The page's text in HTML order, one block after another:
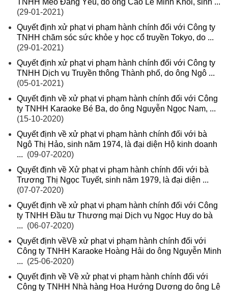
TNHH Mèo Đang Yêu, do ông Cao Lê Minh Khôi, sinh ...
(29-01-2021)
Quyết định xử phạt vi phạm hành chính đối với Công ty
TNHH chăm sóc sức khỏe y học cổ truyền Tokyo, do ...
(29-01-2021)
Quyết định xử phạt vi phạm hành chính đối với Công ty
TNHH Dịch vụ Truyền thông Thành phố, do ông Ngô ...
(05-01-2021)
Quyết định về xử phạt vi phạm hành chính đối với Công
ty TNHH Karaoke Bé Ba, do ông Nguyễn Ngọc Nam, ...
(15-10-2020)
Quyết định về xử phạt vi phạm hành chính đối với bà
Ngô Thị Hảo, sinh năm 1974, là đại diện Hộ kinh doanh
... (09-07-2020)
Quyết định về Xử phạt vi phạm hành chính đối với bà
Trương Thị Ngọc Tuyết, sinh năm 1979, là đại diện ...
(07-07-2020)
Quyết định về xử phạt vi phạm hành chính đối với Công
ty TNHH Đầu tư Thương mại Dịch vụ Ngọc Huy do bà
... (06-07-2020)
Quyết định vềVề xử phạt vi phạm hành chính đối với
Công ty TNHH Karaoke Hoàng Hải do ông Nguyễn Minh
... (25-06-2020)
Quyết định về Về xử phạt vi phạm hành chính đối với
Công ty TNHH Nhà hàng Hoa Hướng Dương do ông Lê